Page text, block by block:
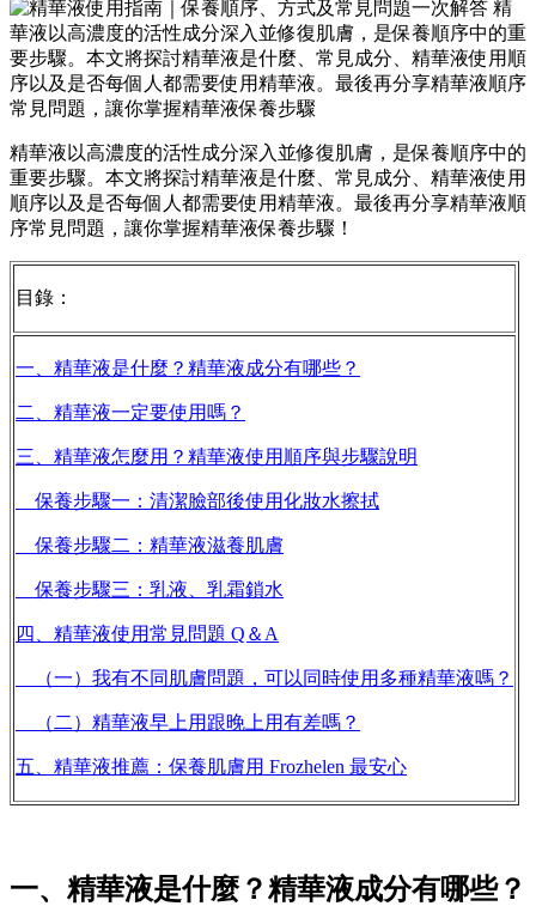
精華液以高濃度的活性成分深入並修復肌膚，是保養順序中的
重要步驟。本文將探討精華液是什麼、常見成分、精華液使用
順序以及是否每個人都需要使用精華液。最後再分享精華液順
序常見問題，讓你掌握精華液保養步驟！
目錄：
一、精華液是什麼？精華液成分有哪些？
二、精華液一定要使用嗎？
三、精華液怎麼用？精華液使用順序與步驟說明
保養步驟一：清潔臉部後使用化妝水擦拭
保養步驟二：精華液滋養肌膚
保養步驟三：乳液、乳霜鎖水
四、精華液使用常見問題 Q＆A
（一）我有不同肌膚問題，可以同時使用多種精華液嗎？
（二）精華液早上用跟晚上用有差嗎？
五、精華液推薦：保養肌膚用 Frozhelen 最安心
一、精華液是什麼？精華液成分有哪些？